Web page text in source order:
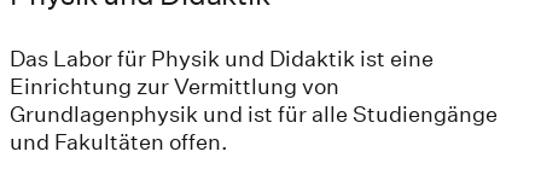
Das Labor für Physik und Didaktik ist eine
Einrichtung zur Vermittlung von
Grundlagenphysik und ist für alle Studiengänge
und Fakultäten offen.